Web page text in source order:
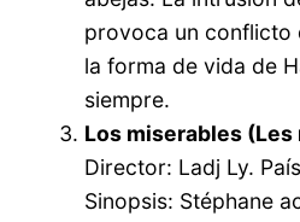
provoca un conflicto
la forma de vida de
siempre.
Los miserables
Director: Ladj Ly.
Sinopsis: Stéphane